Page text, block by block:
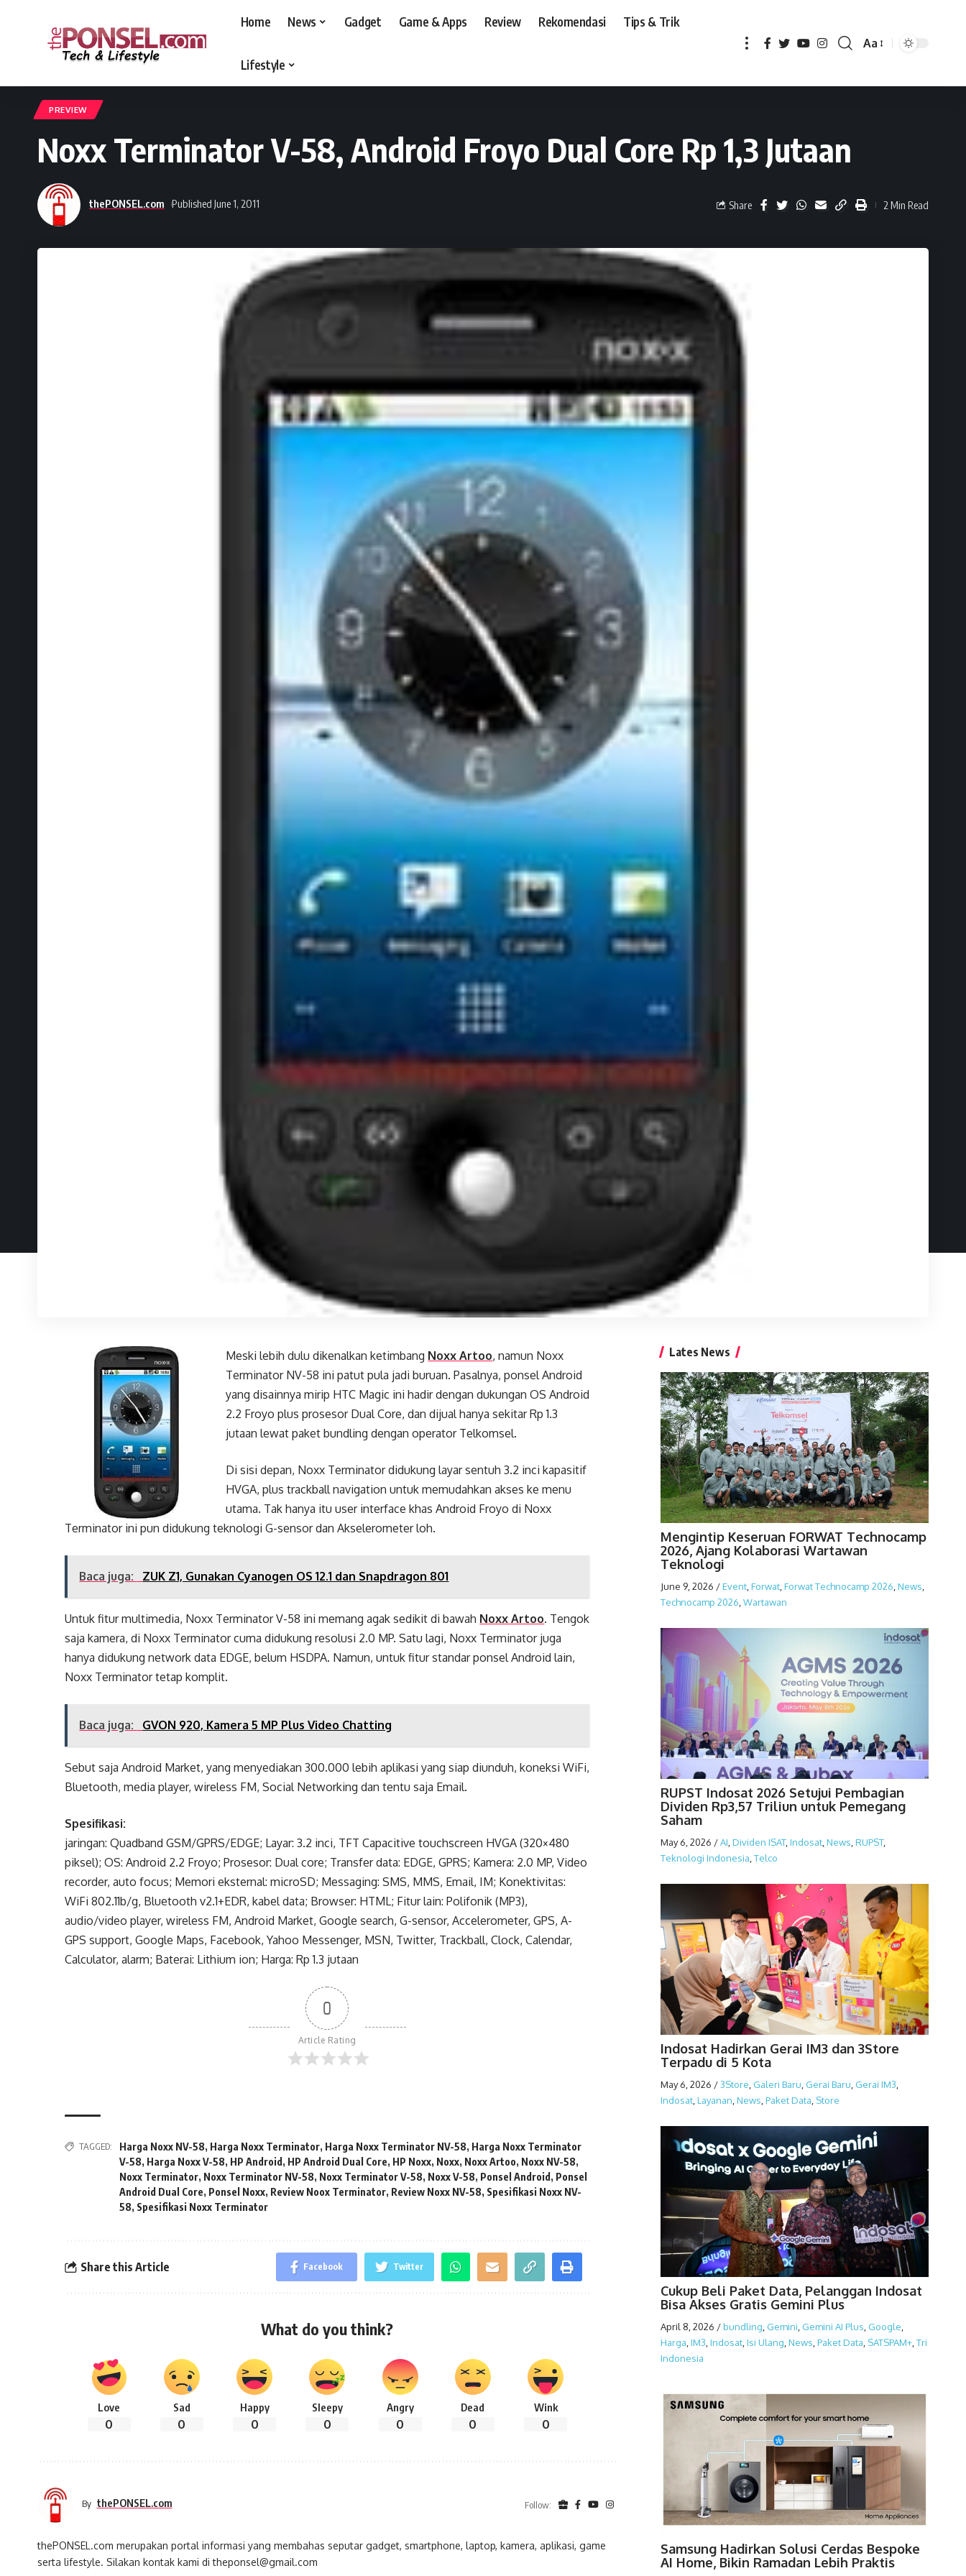
Home News Gadget Game & Apps Review Rekomendasi Tips & Trik
Lifestyle
Aa
PREVIEW
Noxx Terminator V-58, Android Froyo Dual Core Rp 1,3 Jutaan
thePONSEL.com Published June 1, 2011 Share 2 Min Read
Meski lebih dulu dikenalkan ketimbang Noxx Artoo, namun Noxx
Terminator NV-58 ini patut pula jadi buruan. Pasalnya, ponsel Android
yang disainnya mirip HTC Magic ini hadir dengan dukungan OS Android
2.2 Froyo plus prosesor Dual Core, dan dijual hanya sekitar Rp 1.3
jutaan lewat paket bundling dengan operator Telkomsel.
Di sisi depan, Noxx Terminator didukung layar sentuh 3.2 inci kapasitif
HVGA, plus trackball navigation untuk memudahkan akses ke menu
utama. Tak hanya itu user interface khas Android Froyo di Noxx
Terminator ini pun didukung teknologi G-sensor dan Akselerometer loh.
Baca juga: ZUK Z1, Gunakan Cyanogen OS 12.1 dan Snapdragon 801
Untuk fitur multimedia, Noxx Terminator V-58 ini memang agak sedikit di bawah Noxx Artoo. Tengok
saja kamera, di Noxx Terminator cuma didukung resolusi 2.0 MP. Satu lagi, Noxx Terminator juga
hanya didukung network data EDGE, belum HSDPA. Namun, untuk fitur standar ponsel Android lain,
Noxx Terminator tetap komplit.
Baca juga: GVON 920, Kamera 5 MP Plus Video Chatting
Sebut saja Android Market, yang menyediakan 300.000 lebih aplikasi yang siap diunduh, koneksi WiFi,
Bluetooth, media player, wireless FM, Social Networking dan tentu saja Email.
Spesifikasi:
jaringan: Quadband GSM/GPRS/EDGE; Layar: 3.2 inci, TFT Capacitive touchscreen HVGA (320×480
piksel); OS: Android 2.2 Froyo; Prosesor: Dual core; Transfer data: EDGE, GPRS; Kamera: 2.0 MP, Video
recorder, auto focus; Memori eksternal: microSD; Messaging: SMS, MMS, Email, IM; Konektivitas:
WiFi 802.11b/g, Bluetooth v2.1+EDR, kabel data; Browser: HTML; Fitur lain: Polifonik (MP3),
audio/video player, wireless FM, Android Market, Google search, G-sensor, Accelerometer, GPS, A-
GPS support, Google Maps, Facebook, Yahoo Messenger, MSN, Twitter, Trackball, Clock, Calendar,
Calculator, alarm; Baterai: Lithium ion; Harga: Rp 1.3 jutaan
0
Article Rating
TAGGED: Harga Noxx NV-58, Harga Noxx Terminator, Harga Noxx Terminator NV-58, Harga Noxx Terminator
V-58, Harga Noxx V-58, HP Android , HP Android Dual Core, HP Noxx, Noxx, Noxx Artoo, Noxx NV-58,
Noxx Terminator, Noxx Terminator NV-58, Noxx Terminator V-58, Noxx V-58, Ponsel Android , Ponsel
Android Dual Core, Ponsel Noxx, Review Noox Terminator, Review Noxx NV-58, Spesifikasi Noxx NV-
58, Spesifikasi Noxx Terminator
Share this Article Facebook Twitter
What do you think?
Love
0
Sad
0
Happy
0
Sleepy
0
Angry
0
Dead
0
Wink
0
By thePONSEL.com Follow:
thePONSEL.com merupakan portal informasi yang membahas seputar gadget, smartphone, laptop, kamera, aplikasi, game
serta lifestyle. Silakan kontak kami di theponsel@gmail.com
Lates News
Mengintip Keseruan FORWAT Technocamp
2026, Ajang Kolaborasi Wartawan
Teknologi
June 9, 2026 /Event, Forwat, Forwat Technocamp 2026 News
Technocamp 2026 Wartawan
RUPST Indosat 2026 Setujui Pembagian
Dividen Rp3,57 Triliun untuk Pemegang
Saham
May 6, 2026 /AI,Dividen ISAT,Indosat,News,RUPST,
Teknologi Indonesia,Telco
Indosat Hadirkan Gerai IM3 dan 3Store
Terpadu di 5 Kota
May 6, 2026 /3Store, Galeri Baru, Gerai Baru, Gerai IM3,
Indosat,Layanan,News,Paket Data, Store
Cukup Beli Paket Data, Pelanggan Indosat
Bisa Akses Gratis Gemini Plus
April 8, 2026 /bundling, Gemini, Gemini AI Plus, Google,
Harga,IM3,Indosat,Isi Ulang,News,Paket Data, SATSPAM+,Tri
Indonesia
Samsung Hadirkan Solusi Cerdas Bespoke
AI Home, Bikin Ramadan Lebih Praktis